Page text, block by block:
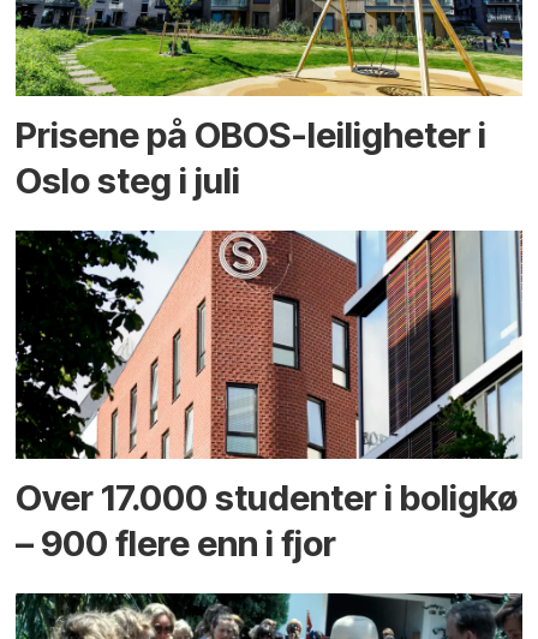
Prisene på OBOS-leiligheter i
Oslo steg i juli
Over 17.000 studenter i boligkø
– 900 flere enn i fjor